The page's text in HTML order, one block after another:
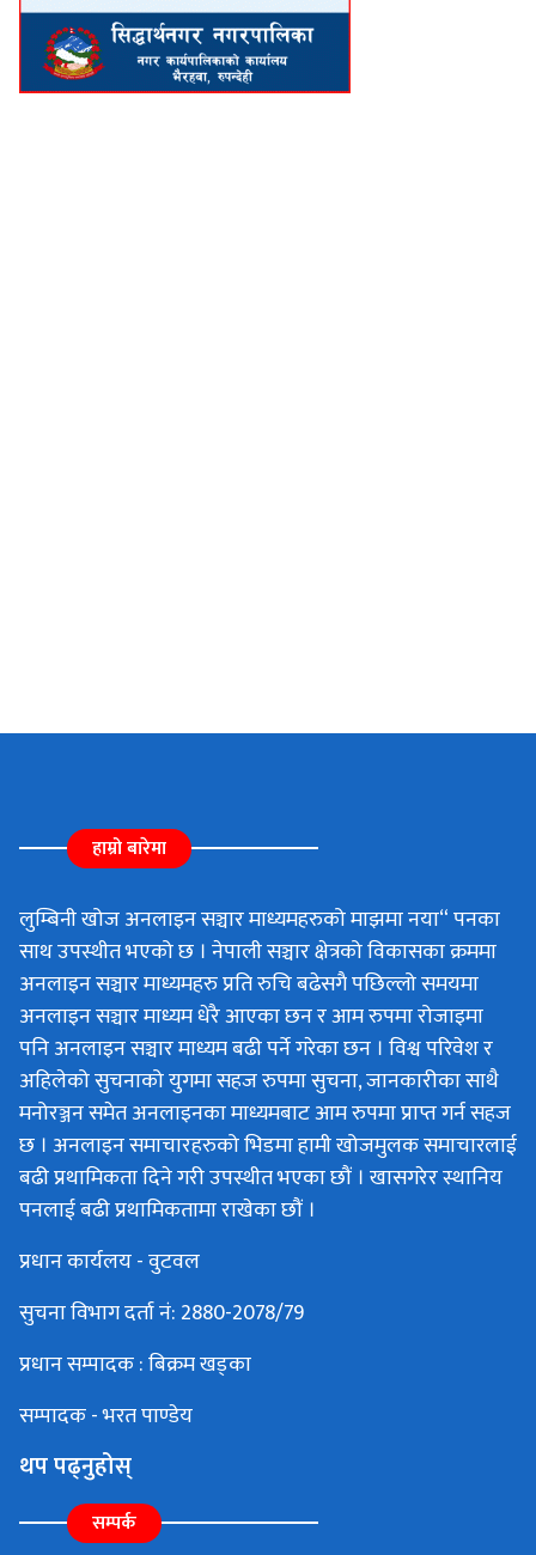
हाम्रो बारेमा
लुम्बिनी खोज अनलाइन सञ्चार माध्यमहरुको माझमा नया“ पनका
साथ उपस्थीत भएको छ । नेपाली सञ्चार क्षेत्रको विकासका क्रममा
अनलाइन सञ्चार माध्यमहरु प्रति रुचि बढेसगै पछिल्लो समयमा
अनलाइन सञ्चार माध्यम धेरै आएका छन र आम रुपमा रोजाइमा
पनि अनलाइन सञ्चार माध्यम बढी पर्ने गरेका छन । विश्व परिवेश र
अहिलेको सुचनाको युगमा सहज रुपमा सुचना, जानकारीका साथै
मनोरञ्जन समेत अनलाइनका माध्यमबाट आम रुपमा प्राप्त गर्न सहज
छ । अनलाइन समाचारहरुको भिडमा हामी खोजमुलक समाचारलाई
बढी प्रथामिकता दिने गरी उपस्थीत भएका छौं । खासगरेर स्थानिय
पनलाई बढी प्रथामिकतामा राखेका छौं ।
प्रधान कार्यलय - वुटवल
सुचना विभाग दर्ता नं: 2880-2078/79
प्रधान सम्पादक : बिक्रम खड्का
सम्पादक - भरत पाण्डेय
थप पढ्नुहोस्
सम्पर्क